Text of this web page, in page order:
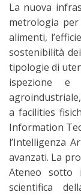
La nuova
metrologia
alimenti,
sostenibilità
tipologie di
ispezione e
a facilities
Information
l’Intelligenza
avanzati. La
Ateneo sotto
scientifica